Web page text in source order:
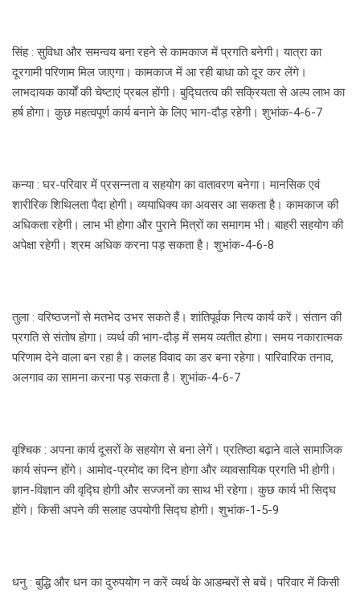
सिंह : सुविधा और समन्वय बना रहने से कामकाज में प्रगति बनेगी। यात्रा का
दूरगामी परिणाम मिल जाएगा। कामकाज में आ रही बाधा को दूर कर लेंगे।
लाभदायक कार्यों की चेष्टाएं प्रबल होंगी। बुद्घितत्व की सक्रियता से अल्प लाभ का
हर्ष होगा। कुछ महत्वपूर्ण कार्य बनाने के लिए भाग-दौड़ रहेगी। शुभांक-4-6-7
कन्या : घर-परिवार में प्रसन्नता व सहयोग का वातावरण बनेगा। मानसिक एवं
शारीरिक शिथिलता पैदा होगी। व्ययाधिक्य का अवसर आ सकता है। कामकाज की
अधिकता रहेगी। लाभ भी होगा और पुराने मित्रों का समागम भी। बाहरी सहयोग की
अपेक्षा रहेगी। श्रम अधिक करना पड़ सकता है। शुभांक-4-6-8
तुला : वरिष्ठजनों से मतभेद उभर सकते हैं। शांतिपूर्वक नित्य कार्य करें। संतान की
प्रगति से संतोष होगा। व्यर्थ की भाग-दौड़ में समय व्यतीत होगा। समय नकारात्मक
परिणाम देने वाला बन रहा है। कलह विवाद का डर बना रहेगा। पारिवारिक तनाव,
अलगाव का सामना करना पड़ सकता है। शुभांक-4-6-7
वृश्चिक : अपना कार्य दूसरों के सहयोग से बना लेगें। प्रतिष्ठा बढ़ाने वाले सामाजिक
कार्य संपन्न होंगे। आमोद-प्रमोद का दिन होगा और व्यावसायिक प्रगति भी होगी।
ज्ञान-विज्ञान की वृद्घि होगी और सज्जनों का साथ भी रहेगा। कुछ कार्य भी सिद्घ
होंगे। किसी अपने की सलाह उपयोगी सिद्घ होगी। शुभांक-1-5-9
धनु : बुद्धि और धन का दुरुपयोग न करें व्यर्थ के आडम्बरों से बचें। परिवार में किसी